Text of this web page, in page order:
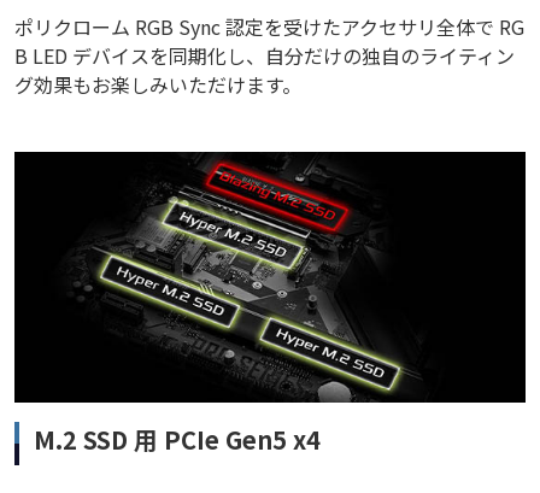
ポリクローム RGB Sync 認定を受けたアクセサリ全体で RG
B LED デバイスを同期化し、自分だけの独自のライティン
グ効果もお楽しみいただけます。
M.2 SSD 用 PCIe Gen5 x4